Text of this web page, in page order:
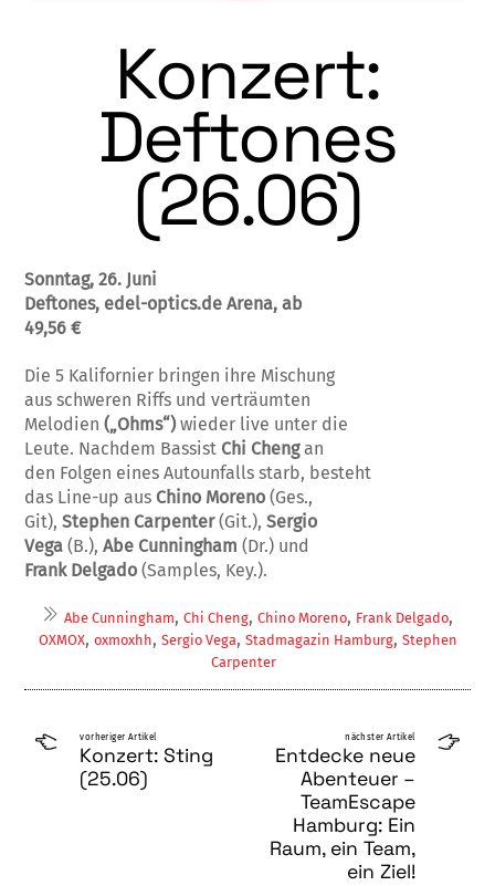
Konzert:
Deftones
(26.06)
Sonntag, 26. Juni
Deftones, edel-optics.de Arena, ab
49,56 €
Die 5 Kalifornier bringen ihre Mischung
aus schweren Riffs und verträumten
Melodien(„Ohms“)wieder live unter die
Leute. Nachdem Bassist Chi Chengan
den Folgen eines Autounfalls starb, besteht
das Line-up aus Chino Moreno (Ges.,
Git),Stephen Carpenter(Git.),Sergio
Vega (B.),Abe Cunningham (Dr.) und
Frank Delgado (Samples, Key.).
Abe Cunningham, Chi Cheng, Chino Moreno, Frank Delgado,
OXMOX, oxmoxhh, Sergio Vega, Stadmagazin Hamburg, Stephen
Carpenter
vorheriger Artikel
Konzert: Sting
(25.06)
nächster Artikel
Entdecke neue
Abenteuer –
TeamEscape
Hamburg: Ein
Raum, ein Team,
ein Ziel!